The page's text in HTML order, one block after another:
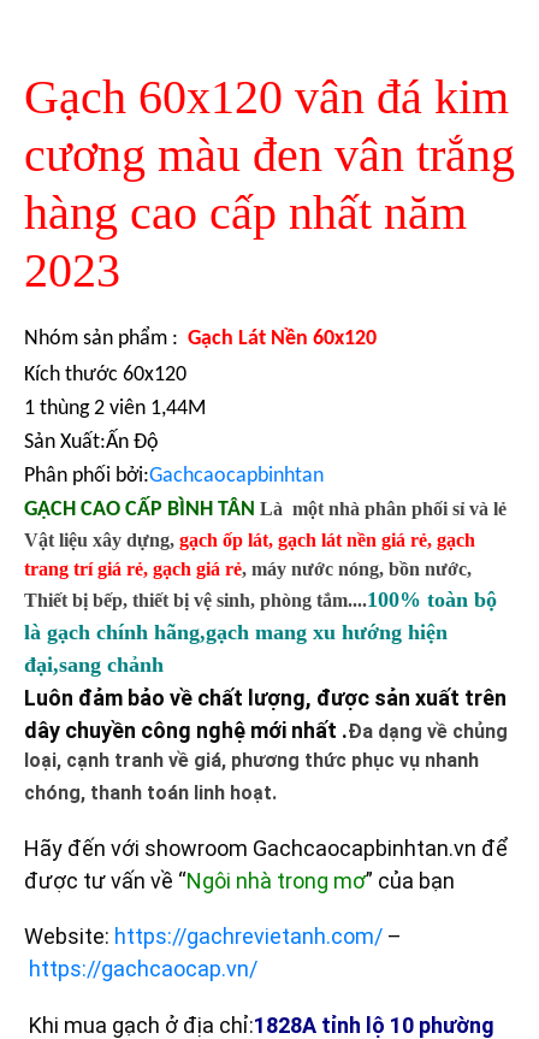
Gạch 60x120 vân đá kim
cương màu đen vân trắng
hàng cao cấp nhất năm
2023
Nhóm sản phẩm : Gạch Lát Nền 60x120
Kích thước 60x120
1 thùng 2 viên 1,44M
Sản Xuất:Ấn Độ
Phân phối bởi:Gachcaocapbinhtan
GẠCH CAO CẤP BÌNH TÂN Là một nhà phân phối sỉ và lẻ
Vật liệu xây dựng, gạch ốp lát, gạch lát nền giá rẻ, gạch
trang trí giá rẻ, gạch giá rẻ, máy nước nóng, bồn nước,
Thiết bị bếp, thiết bị vệ sinh, phòng tắm....100% toàn bộ
là gạch chính hãng,gạch mang xu hướng hiện
đại,sang chảnh
Luôn đảm bảo về chất lượng, được sản xuất trên
dây chuyền công nghệ mới nhất .Đa dạng về chủng
loại, cạnh tranh về giá, phương thức phục vụ nhanh
chóng, thanh toán linh hoạt.
Hãy đến với showroom Gachcaocapbinhtan.vn để
được tư vấn về “Ngôi nhà trong mơ” của bạn
Website: https://gachrevietanh.com/ –
https://gachcaocap.vn/
Khi mua gạch ở địa chỉ:1828A tỉnh lộ 10 phường